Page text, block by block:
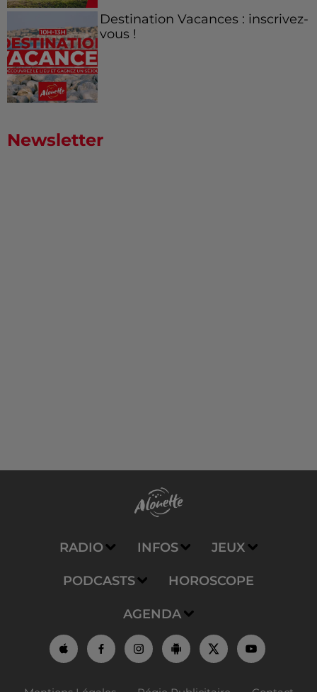
Destination Vacances : inscrivez-
vous !
Newsletter
RADIO INFOS JEUX
PODCASTS HOROSCOPE
AGENDA